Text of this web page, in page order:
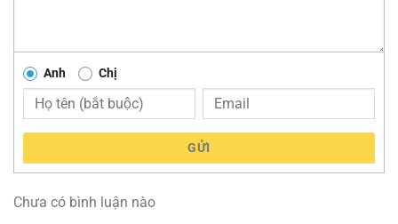
Anh Chị
GỬI
Chưa có bình luận nào